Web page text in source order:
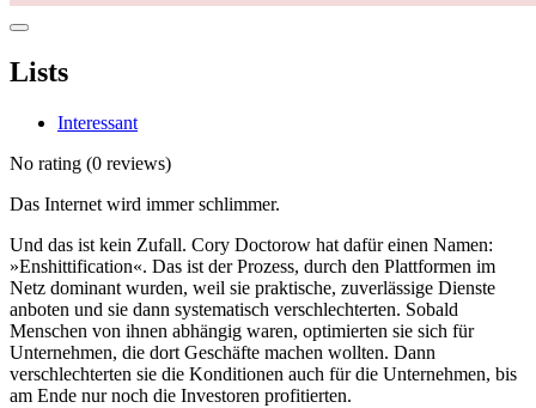
Lists
Interessant
No rating (0 reviews)
Das Internet wird immer schlimmer.
Und das ist kein Zufall. Cory Doctorow hat dafür einen Namen:
»Enshittification«. Das ist der Prozess, durch den Plattformen im
Netz dominant wurden, weil sie praktische, zuverlässige Dienste
anboten und sie dann systematisch verschlechterten. Sobald
Menschen von ihnen abhängig waren, optimierten sie sich für
Unternehmen, die dort Geschäfte machen wollten. Dann
verschlechterten sie die Konditionen auch für die Unternehmen, bis
am Ende nur noch die Investoren profitierten.